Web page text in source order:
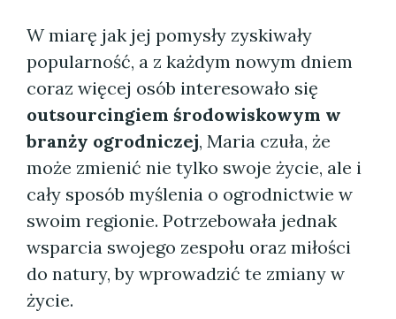
W miarę jak jej pomysły zyskiwały
popularność, a z każdym nowym dniem
coraz więcej osób interesowało się
outsourcingiem środowiskowym w
branży ogrodniczej, Maria czuła, że
może zmienić nie tylko swoje życie, ale i
cały sposób myślenia o ogrodnictwie w
swoim regionie. Potrzebowała jednak
wsparcia swojego zespołu oraz miłości
do natury, by wprowadzić te zmiany w
życie.